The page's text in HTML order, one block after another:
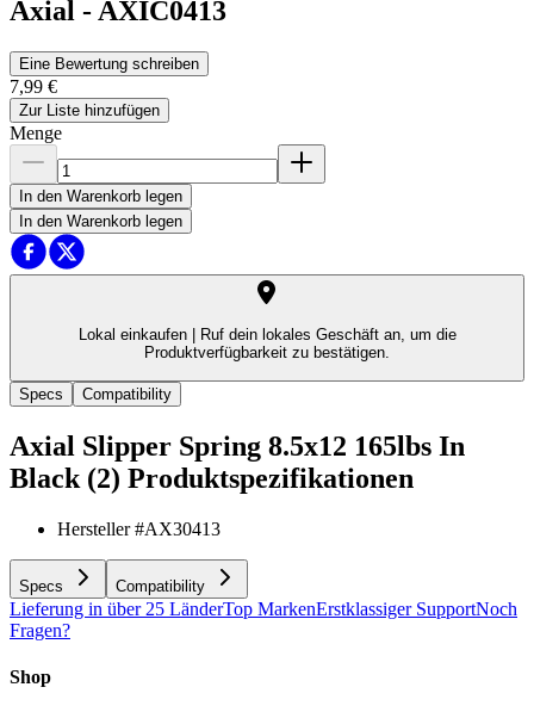
Axial - AXIC0413
Eine Bewertung schreiben
7,99 €
Zur Liste hinzufügen
Menge
In den Warenkorb legen
In den Warenkorb legen
Lokal einkaufen |
Ruf dein lokales Geschäft an, um die
Produktverfügbarkeit zu bestätigen.
Specs Compatibility
Axial Slipper Spring 8.5x12 165lbs In
Black (2) Produktspezifikationen
Hersteller #AX30413
Specs Compatibility
Lieferung in über 25 LänderTop MarkenErstklassiger SupportNoch
Fragen?
Shop